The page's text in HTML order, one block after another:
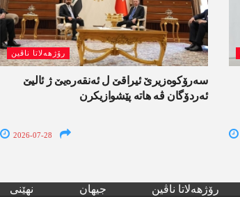
رۆژھەلاتا ناڤین
سەرۆکوەزیرێ ئیراقێ ل ئەنقەرەیێ ژ ئالیێ
ئەردۆگان ڤە ھاتە پێشوازیکرن
2026-07-28
نھێنی جیھان رۆژھەلاتا ناڤین